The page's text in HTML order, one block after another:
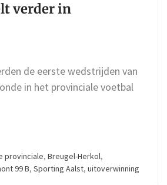
verder in
de eerste wedstrijden van
in het provinciale voetbal
provinciale, Breugel-Herkol,
99 B, Sporting Aalst, uitoverwinning